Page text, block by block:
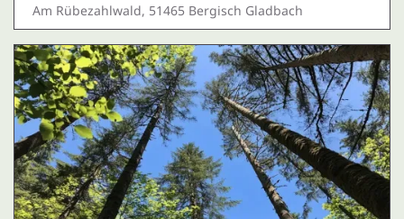
Am Rübezahlwald, 51465 Bergisch Gladbach